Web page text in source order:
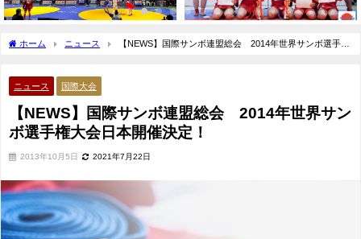
ホーム ニュース
【NEWS】国際サンボ連盟総会 2014年世界サンボ選手権
ニュース 国際大会
【NEWS】国際サンボ連盟総会 2014年世界サン
ボ選手権大会日本開催決定！
2013年10月5日 2021年7月22日